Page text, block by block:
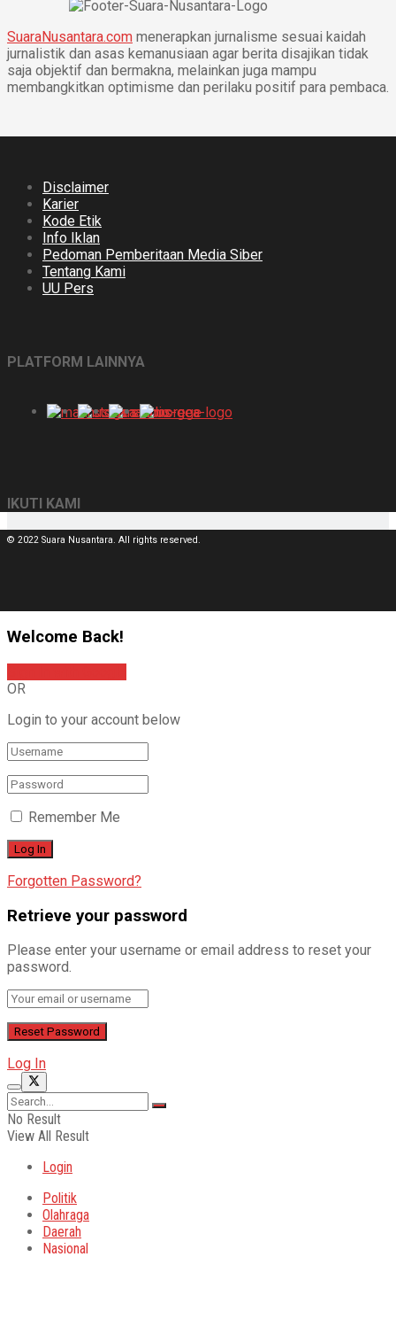
SuaraNusantara.com menerapkan jurnalisme sesuai kaidah
jurnalistik dan asas kemanusiaan agar berita disajikan tidak
saja objektif dan bermakna, melainkan juga mampu
membangkitkan optimisme dan perilaku positif para pembaca.
Disclaimer
Karier
Kode Etik
Info Iklan
Pedoman Pemberitaan Media Siber
Tentang Kami
UU Pers
PLATFORM LAINNYA
IKUTI KAMI
© 2022 Suara Nusantara. All rights reserved.
Welcome Back!
OR
Login to your account below
Remember Me
Forgotten Password?
Retrieve your password
Please enter your username or email address to reset your
password.
Log In
No Result
View All Result
Login
Politik
Olahraga
Daerah
Nasional